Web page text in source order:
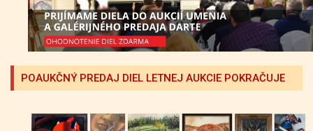
POAUKČNÝ PREDAJ DIEL LETNEJ AUKCIE POKRAČUJE